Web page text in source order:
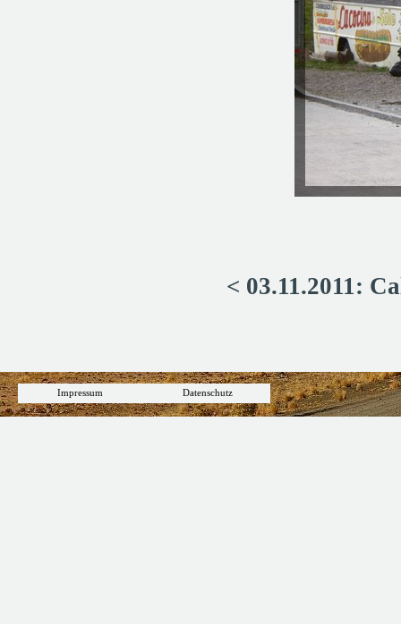
< 03.11.2011:
Impressum Datenschutz